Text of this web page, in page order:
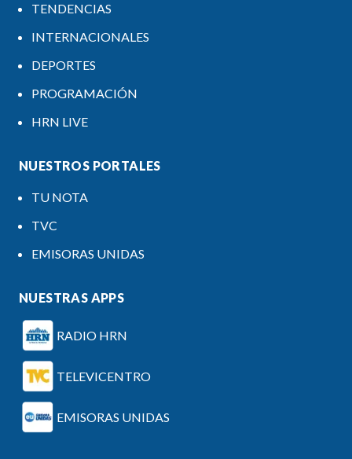
TENDENCIAS
INTERNACIONALES
DEPORTES
PROGRAMACIÓN
HRN LIVE
NUESTROS PORTALES
TU NOTA
TVC
EMISORAS UNIDAS
NUESTRAS APPS
RADIO HRN
TELEVICENTRO
EMISORAS UNIDAS